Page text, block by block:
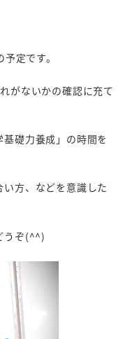
定です。
がないかの確認に充て
礎力養成」の時間を
方、などを意識した
うぞ(^^)